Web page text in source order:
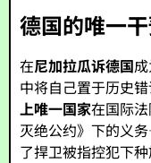
德国的唯一
在尼加拉瓜诉德国
中将自己置于历史
上唯一国家在国际
灭绝公约》下的义
了捍卫被指控犯下种